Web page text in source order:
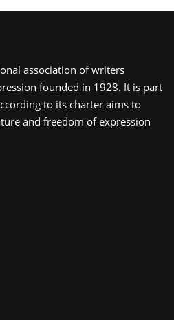
association of writers
founded in 1928. It is part
to its charter aims to
and freedom of expression